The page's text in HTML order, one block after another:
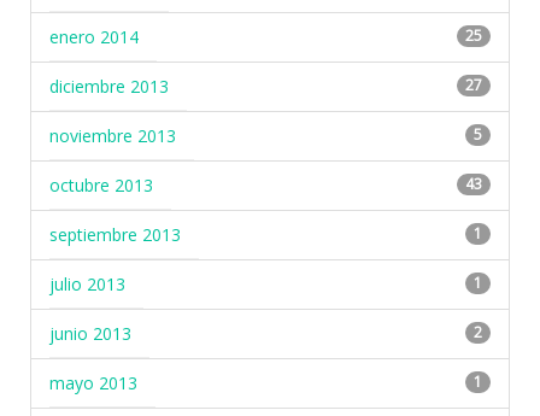
enero 2014 25
diciembre 2013 27
noviembre 2013 5
octubre 2013 43
septiembre 2013 1
julio 2013 1
junio 2013 2
mayo 2013 1